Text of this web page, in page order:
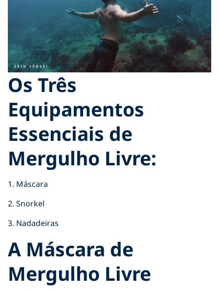
Os Três
Equipamentos
Essenciais de
Mergulho Livre:
1. Máscara
2. Snorkel
3. Nadadeiras
A Máscara de
Mergulho Livre